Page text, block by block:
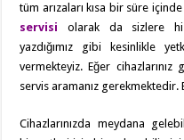
tüm arızaları kısa bir süre
servisi olarak da sizlere
yazdığımız gibi kesinlikle
vermekteyiz. Eğer
servis aramanız
Cihazlarınızda meydana